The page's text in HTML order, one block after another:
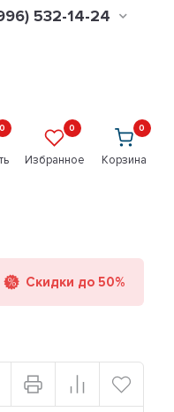
532-14-24
0 0
Избранное
0
Корзина
Скидки до 50%